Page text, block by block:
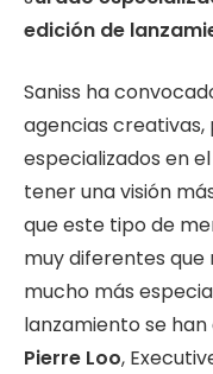
edición de
Saniss ha
agencias
especializados en
tener una visión
que este tipo de
muy diferentes que
mucho más
lanzamiento se
Pierre Loo,